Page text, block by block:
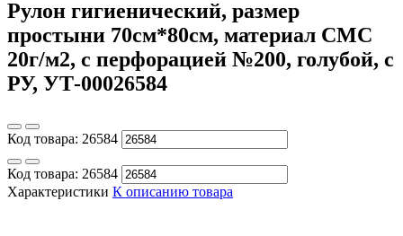
Рулон гигиенический, размер
простыни 70см*80см, материал СМС
20г/м2, с перфорацией №200, голубой, с
РУ, УТ-00026584
Код товара: 26584
Код товара: 26584
Характеристики К описанию товара